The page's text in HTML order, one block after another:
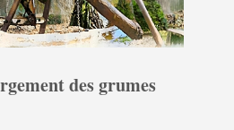
des grumes